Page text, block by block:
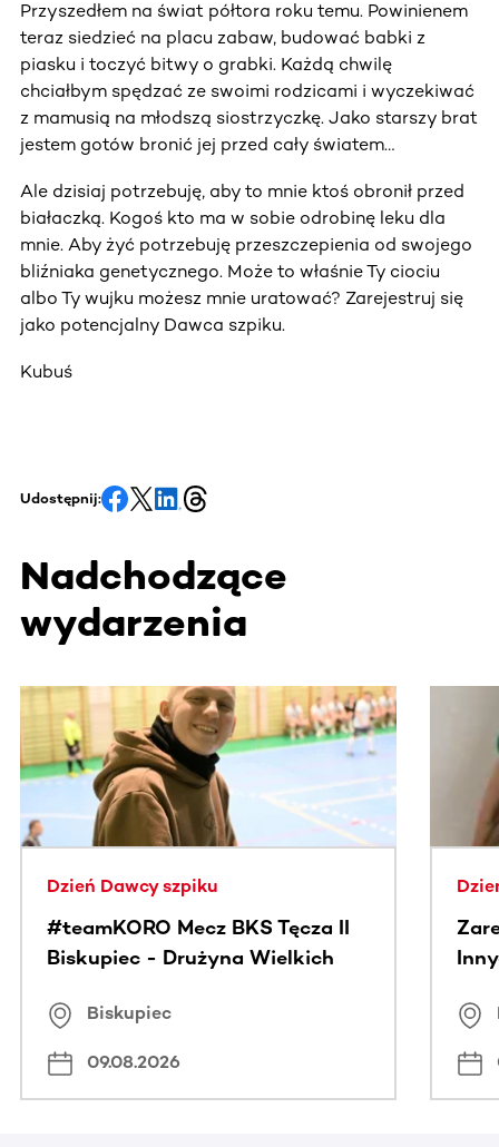
Przyszedłem na świat półtora roku temu. Powinienem
teraz siedzieć na placu zabaw, budować babki z
piasku i toczyć bitwy o grabki. Każdą chwilę
chciałbym spędzać ze swoimi rodzicami i wyczekiwać
z mamusią na młodszą siostrzyczkę. Jako starszy brat
jestem gotów bronić jej przed cały światem…
Ale dzisiaj potrzebuję, aby to mnie ktoś obronił przed
białaczką. Kogoś kto ma w sobie odrobinę leku dla
mnie. Aby żyć potrzebuję przeszczepienia od swojego
bliźniaka genetycznego. Może to właśnie Ty ciociu
albo Ty wujku możesz mnie uratować? Zarejestruj się
jako potencjalny Dawca szpiku.
Kubuś
Udostępnij:
Nadchodzące
wydarzenia
Ta sekcja zawiera treści przewijane w poziomie. Użyj
Dzień Dawcy szpiku
#teamKORO Mecz BKS Tęcza II
Biskupiec - Drużyna Wielkich
Biskupiec
09.08.2026